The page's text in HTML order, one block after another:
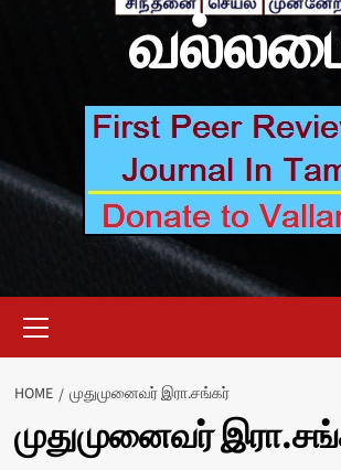
Menu
HOME முதுமுனைவர் இரா.சங்கர்
முதுமுனைவர்